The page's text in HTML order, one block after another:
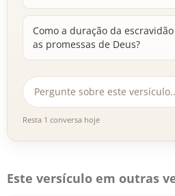
Como a duração da
as promessas de Deus?
Resta 1 conversa hoje
Este versículo em outras